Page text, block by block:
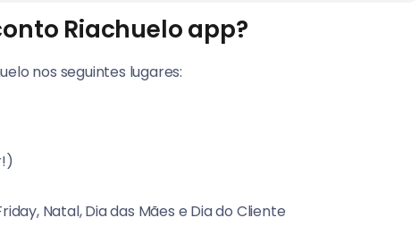
Riachuelo app?
nos seguintes lugares:
Natal, Dia das Mães e Dia do Cliente